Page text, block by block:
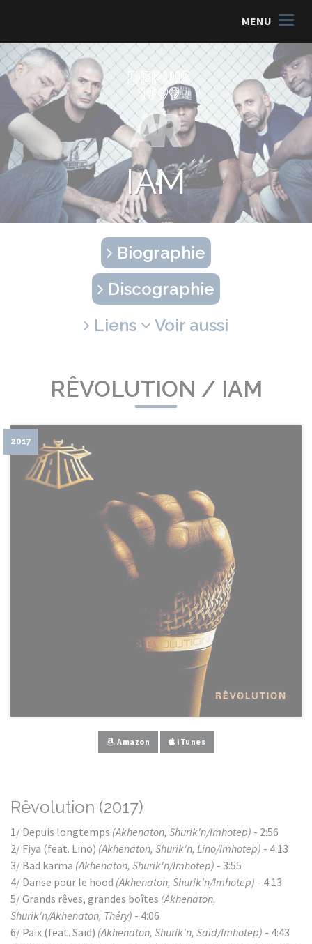
MENU
IAM
Biographie
Discographie
Liens
Voir aussi
RÊVOLUTION / IAM
2017
Amazon iTunes
Rêvolution (2017)
1/ Depuis longtemps (Akhenaton, Shurik'n/Imhotep) - 2:56
2/ Fiya (feat. Lino) (Akhenaton, Shurik'n, Lino/Imhotep) - 4:13
3/ Bad karma (Akhenaton, Shurik'n/Imhotep) - 3:55
4/ Danse pour le hood (Akhenaton, Shurik'n/Imhotep) - 4:13
5/ Grands rêves, grandes boîtes (Akhenaton,
Shurik'n/Akhenaton, Théry) - 4:06
6/ Paix (feat. Saïd) (Akhenaton, Shurik'n, Saïd/Imhotep) - 4:43